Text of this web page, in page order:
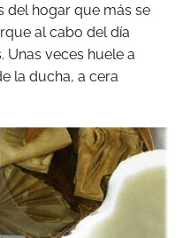
del hogar que más se
al cabo del día
Unas veces huele a
la ducha, a cera